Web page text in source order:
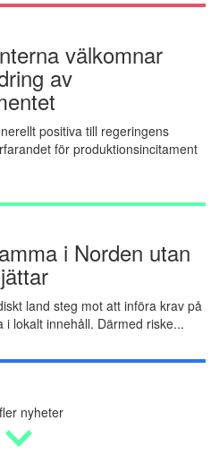
välkomnar
av
positiva till regeringens
för produktionsincitament
i Norden utan
land steg mot att införa krav på
lokalt innehåll. Därmed riske...
nyheter